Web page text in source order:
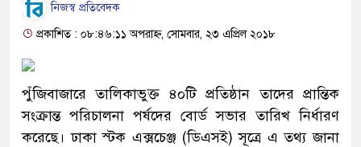
নিজস্ব প্রতিবেদক
প্রকাশিত : ০৮:৪৬:১১ অপরাহ্ন, সোমবার, ২৩ এপ্রিল ২০১৮
পুঁজিবাজারে তালিকাভুক্ত ৪০টি প্রতিষ্ঠান তাদের প্রান্তিক
সংক্রান্ত পরিচালনা পর্ষদের বোর্ড সভার তারিখ নির্ধারণ
করেছে। ঢাকা স্টক এক্সচেঞ্জ (ডিএসই) সূত্রে এ তথ্য জানা